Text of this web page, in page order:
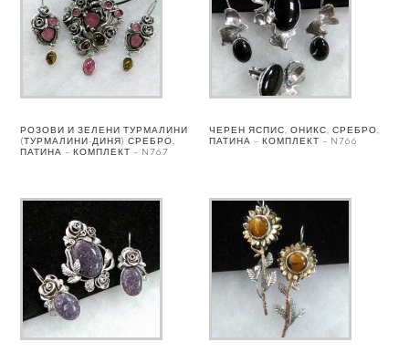
РОЗОВИ И ЗЕЛЕНИ ТУРМАЛИНИ
(ТУРМАЛИНИ-ДИНЯ) СРЕБРО,
ПАТИНА – КОМПЛЕКТ – N767
ЧЕРЕН ЯСПИС, ОНИКС, СРЕБРО,
ПАТИНА – КОМПЛЕКТ – N766